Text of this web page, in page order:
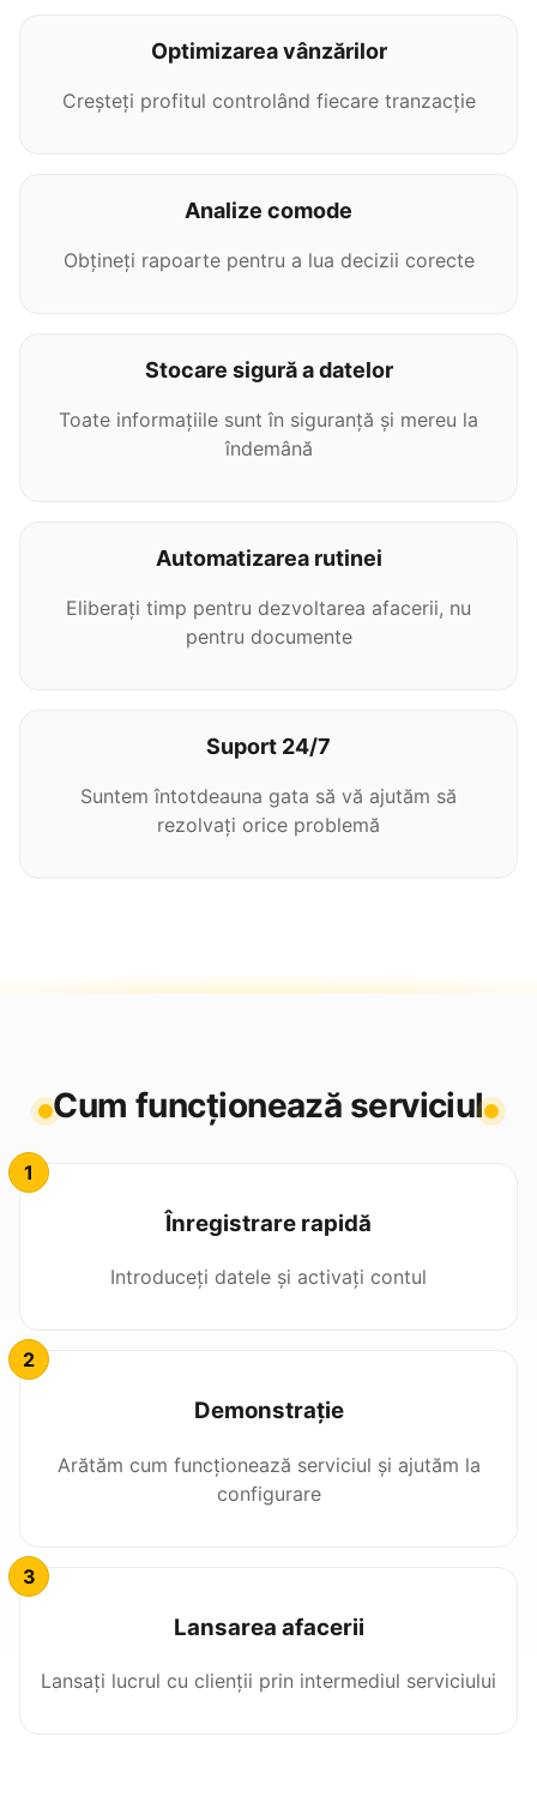
Optimizarea vânzărilor
Creșteți profitul controlând fiecare tranzacție
Analize comode
Obțineți rapoarte pentru a lua decizii corecte
Stocare sigură a datelor
Toate informațiile sunt în siguranță și mereu la
îndemână
Automatizarea rutinei
Eliberați timp pentru dezvoltarea afacerii, nu
pentru documente
Suport 24/7
Suntem întotdeauna gata să vă ajutăm să
rezolvați orice problemă
Cum funcționează serviciul
Înregistrare rapidă
Introduceți datele și activați contul
Demonstrație
Arătăm cum funcționează serviciul și ajutăm la
configurare
Lansarea afacerii
Lansați lucrul cu clienții prin intermediul serviciului